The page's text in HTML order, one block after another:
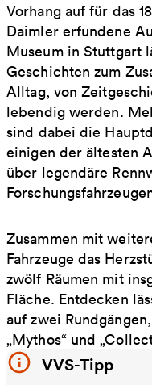
Vorhang auf für das
Daimler erfundene
Museum in Stuttgart
Geschichten zum
Alltag, von
lebendig werden.
sind dabei die
einigen der ältesten
über legendäre
Zusammen mit
Fahrzeuge das
zwölf Räumen mit
Fläche. Entdecken
auf zwei
„Mythos“ und
VVS-Tipp